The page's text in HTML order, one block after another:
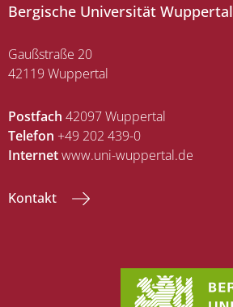
Bergische Universität Wuppertal
Gaußstraße 20
42119 Wuppertal
Postfach 42097 Wuppertal
Telefon +49 202 439-0
Internetwww.uni-wuppertal.de
Kontakt